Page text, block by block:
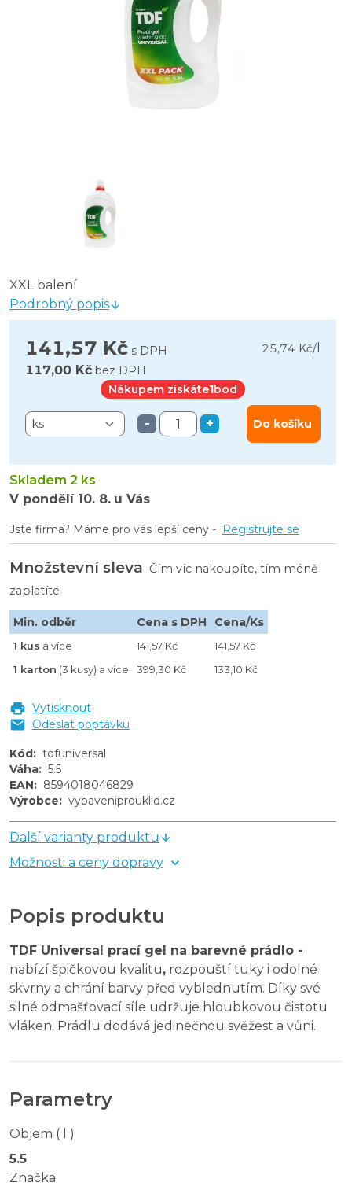
XXL balení
Podrobný popis
141,57 Kč s DPH 25,74 Kč/
117,00 Kč bez DPH
Nákupem získáte1bod
- + Do košíku
Skladem 2 ks
V pondělí 10. 8. u Vás
Jste firma? Máme pro vás lepší ceny - Registrujte se
Množstevní sleva Čím víc nakoupíte, tím méně
zaplatíte
Min. odběr Cena s DPH Cena/Ks
1 kus a více 141,57 Kč
141,57 Kč
1 karton (3 kusy) a více 399,30 Kč 133,10 Kč
Vytisknout
Odeslat poptávku
Kód: tdfuniversal
Váha: 5.5
EAN: 8594018046829
Výrobce: vybaveniprouklid.cz
Další varianty produktu
Možnosti a ceny dopravy
Popis produktu
TDF Universal prací gel na barevné prádlo -
nabízí špičkovou kvalitu, rozpouští tuky i odolné
skvrny a chrání barvy před vyblednutím. Díky své
silné odmašťovací síle udržuje hloubkovou čistotu
vláken. Prádlu dodává jedinečnou svěžest a vůni.
Parametry
Objem ( l )
5.5
Značka